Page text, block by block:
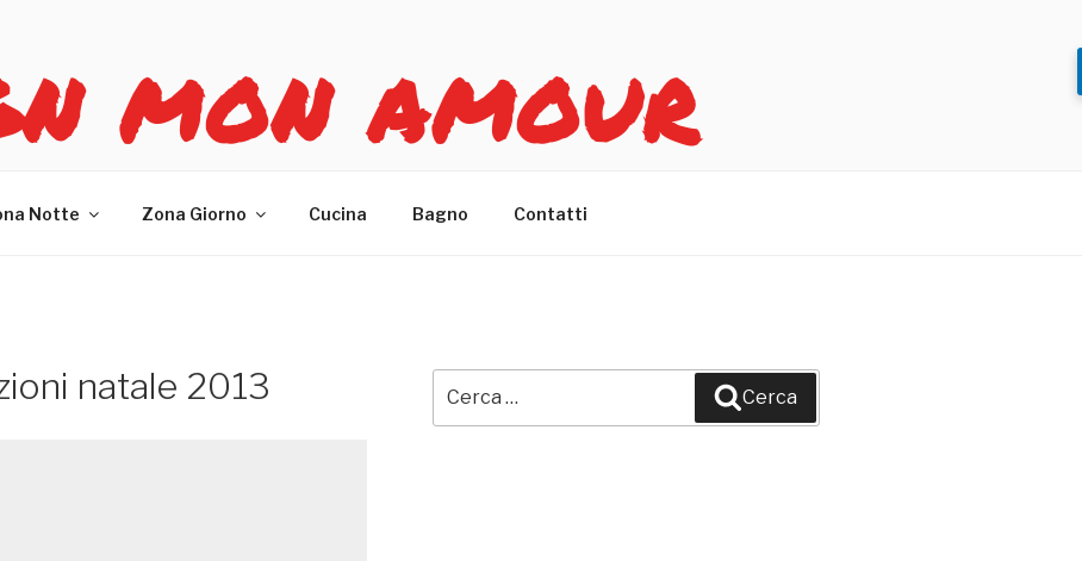
MON AMOUR
Notte Zona Giorno Cucina Bagno Contatti
natale 2013 Cerca